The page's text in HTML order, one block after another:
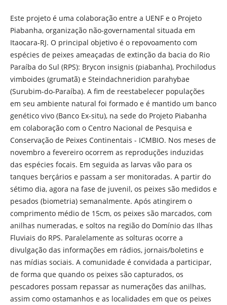
Este projeto é uma colaboração entre a UENF e o Projeto
Piabanha, organização não-governamental situada em
Itaocara-RJ. O principal objetivo é o repovoamento com
espécies de peixes ameaçadas de extinção da bacia do Rio
Paraíba do Sul (RPS): Brycon insignis (piabanha), Prochilodus
vimboides (grumatã) e Steindachneridion parahybae
(Surubim-do-Paraíba). A fim de reestabelecer populações
em seu ambiente natural foi formado e é mantido um banco
genético vivo (Banco Ex-situ), na sede do Projeto Piabanha
em colaboração com o Centro Nacional de Pesquisa e
Conservação de Peixes Continentais - ICMBIO. Nos meses de
novembro a fevereiro ocorrem as reproduções induzidas
das espécies focais. Em seguida as larvas vão para os
tanques berçários e passam a ser monitoradas. A partir do
sétimo dia, agora na fase de juvenil, os peixes são medidos e
pesados (biometria) semanalmente. Após atingirem o
comprimento médio de 15cm, os peixes são marcados, com
anilhas numeradas, e soltos na região do Domínio das Ilhas
Fluviais do RPS. Paralelamente as solturas ocorre a
divulgação das informações em rádios, jornais/boletins e
nas mídias sociais. A comunidade é convidada a participar,
de forma que quando os peixes são capturados, os
pescadores possam repassar as numerações das anilhas,
assim como ostamanhos e as localidades em que os peixes